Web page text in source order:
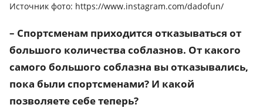
Источник фото: https://www.instagram.com/dadofun/
– Спортсменам приходится отказываться от
большого количества соблазнов. От какого
самого большого соблазна вы отказывались,
пока были спортсменами? И какой
позволяете себе теперь?